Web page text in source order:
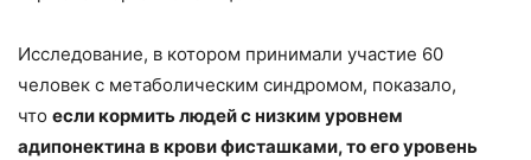
Исследование, в котором принимали участие 60
человек с метаболическим синдромом, показало,
что если кормить людей с низким уровнем
адипонектина в крови фисташками, то его уровень